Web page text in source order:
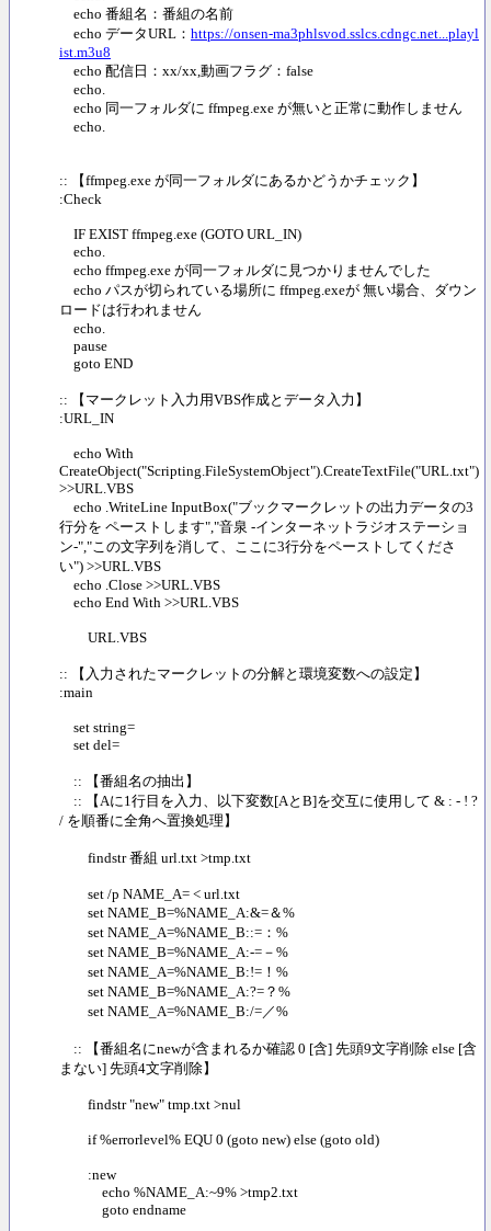
echo 番組名：番組の名前
echo データURL： https://onsen-ma3phlsvod.sslcs.cdngc.net...playl
ist.m3u8
echo 配信日：xx/xx,動画フラグ：false
echo.
echo 同一フォルダに ffmpeg.exe が無いと正常に動作しません
echo.
:: 【ffmpeg.exe が同一フォルダにあるかどうかチェック】
:Check
IF EXIST ffmpeg.exe (GOTO URL_IN)
echo.
echo ffmpeg.exe が同一フォルダに見つかりませんでした
echo パスが切られている場所に ffmpeg.exeが 無い場合、ダウン
ロードは行われません
echo.
pause
goto END
:: 【マークレット入力用VBS作成とデータ入力】
:URL_IN
echo With
CreateObject("Scripting.FileSystemObject").CreateTextFile("URL.txt")
>>URL.VBS
echo .WriteLine InputBox("ブックマークレットの出力データの3
行分を ペーストします","音泉 -インターネットラジオステーショ
ン-","この文字列を消して、ここに3行分をペーストしてくださ
い") >>URL.VBS
echo .Close >>URL.VBS
echo End With >>URL.VBS
URL.VBS
:: 【入力されたマークレットの分解と環境変数への設定】
:main
set string=
set del=
:: 【番組名の抽出】
:: 【Aに1行目を入力、以下変数[AとB]を交互に使用して & : - ! ?
/ を順番に全角へ置換処理】
findstr 番組 url.txt >tmp.txt
set /p NAME_A= < url.txt
set NAME_B=%NAME_A:&=＆%
set NAME_A=%NAME_B::=：%
set NAME_B=%NAME_A:-=－%
set NAME_A=%NAME_B:!=！%
set NAME_B=%NAME_A:?=？%
set NAME_A=%NAME_B:/=／%
:: 【番組名にnewが含まれるか確認 0 [含] 先頭9文字削除 else [含
まない] 先頭4文字削除】
findstr "new" tmp.txt >nul
if %errorlevel% EQU 0 (goto new) else (goto old)
:new
echo %NAME_A:~9% >tmp2.txt
goto endname